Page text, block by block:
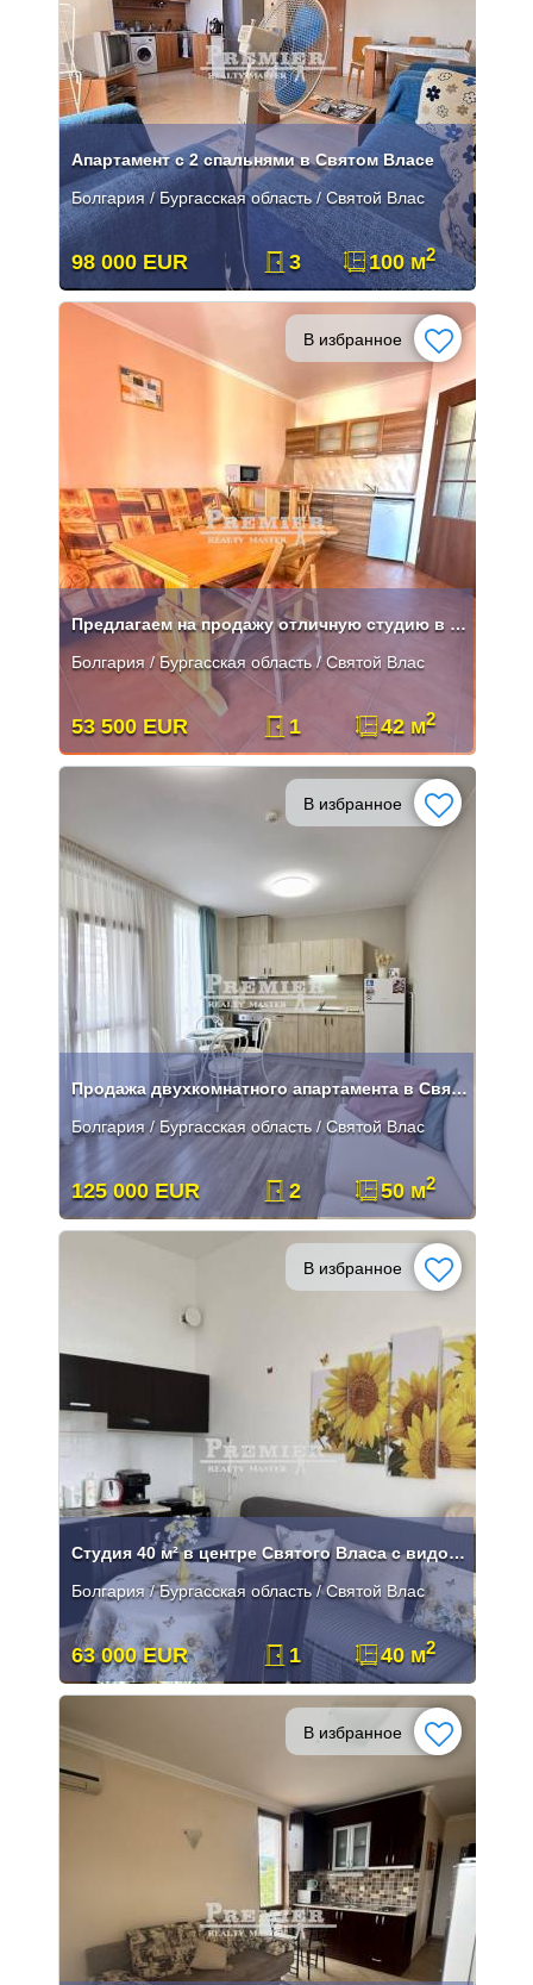
Апартамент с 2 спальнями в Святом Власе
Болгария / Бургасская область / Святой Влас
98 000 EUR 3 100 м2
В избранное
Предлагаем на продажу отличную студию в Святом Власе
Болгария / Бургасская область / Святой Влас
53 500 EUR 1 42 м2
В избранное
Продажа двухкомнатного апартамента в Святом Власе
Болгария / Бургасская область / Святой Влас
125 000 EUR 2 50 м2
В избранное
Студия 40 м² в центре Святого Власа с видом на море
Болгария / Бургасская область / Святой Влас
63 000 EUR 1 40 м2
В избранное